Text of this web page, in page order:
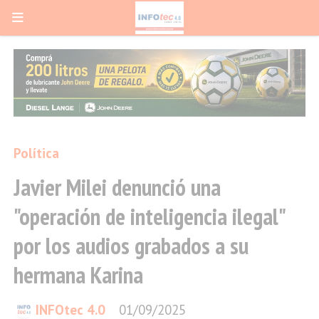
Javier Milei denunció una
"operación de inteligencia ilegal"
por los audios grabados a su
hermana Karina
Política
01/09/2025
INFOtec 4.0